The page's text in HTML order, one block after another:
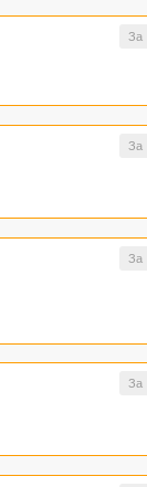
За
За
За
За